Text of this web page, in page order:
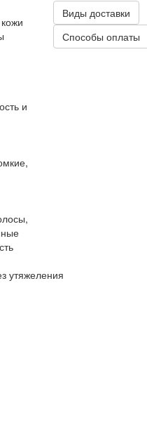
и
Виды доставки
Способы оплаты
утяжеления